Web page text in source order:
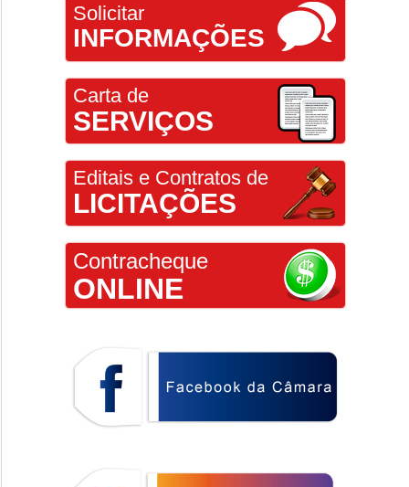
Solicitar
INFORMAÇÕES
Carta de
SERVIÇOS
Editais e Contratos de
LICITAÇÕES
Contracheque
ONLINE